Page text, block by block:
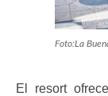
Foto:La
El resort